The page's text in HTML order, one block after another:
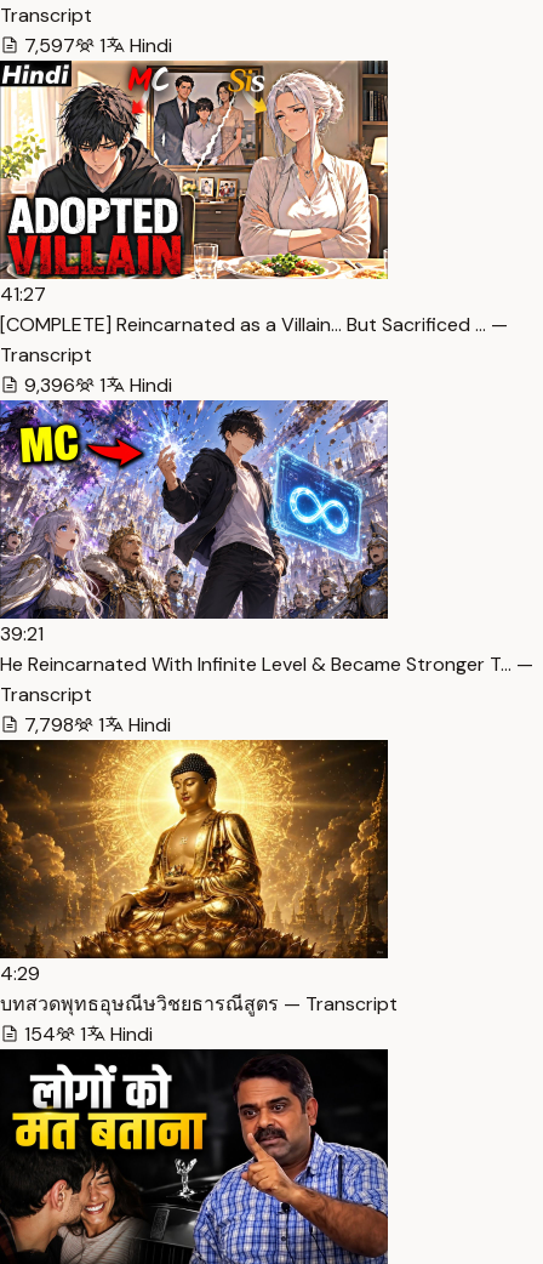
Transcript
7,597
1 Hindi
41:27
[COMPLETE] Reincarnated as a Villain… But Sacrificed … —
Transcript
9,396
1 Hindi
39:21
He Reincarnated With Infinite Level & Became Stronger T… —
Transcript
7,798
1 Hindi
4:29
บทสวดพุทธอุษณีษวิชยธารณีสูตร — Transcript
154
1 Hindi